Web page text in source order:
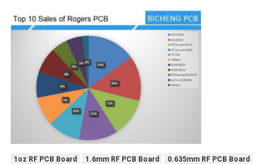
1oz RF PCB Board 1.6mm RF PCB Board 0.635mm RF PCB Board